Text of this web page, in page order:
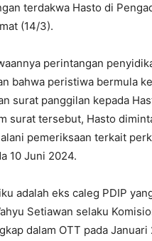
terdakwa Hasto di
(14/3).
perintangan
bahwa peristiwa bermula
surat panggilan kepada
surat tersebut, Hasto
pemeriksaan terkait
10 Juni 2024.
adalah eks caleg PDIP
Setiawan selaku
dalam OTT pada Januari